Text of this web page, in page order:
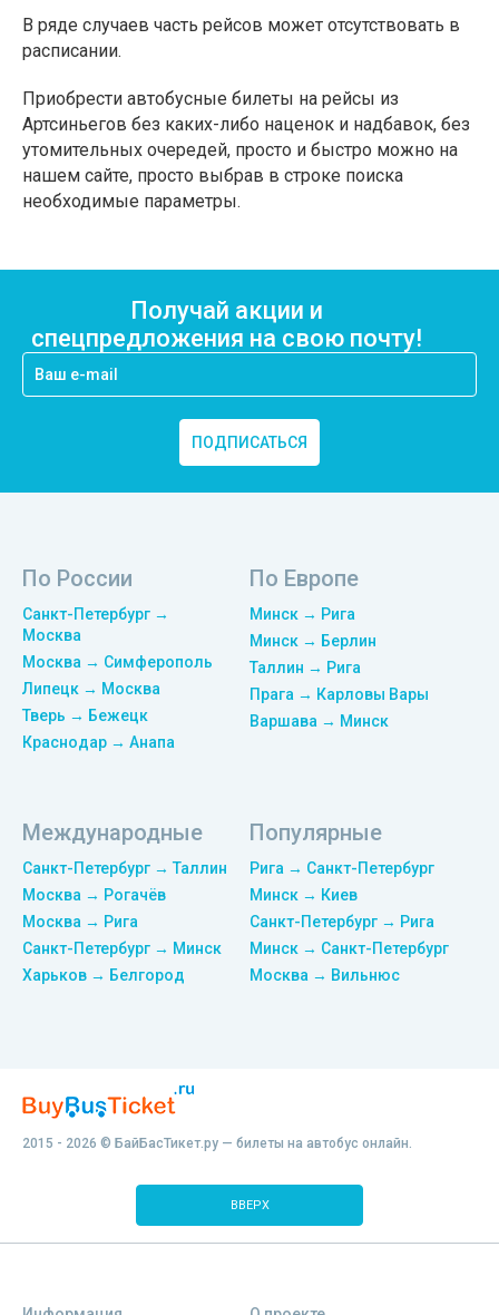
В ряде случаев часть рейсов может отсутствовать в
расписании.
Приобрести автобусные билеты на рейсы из
Артсиньегов без каких-либо наценок и надбавок, без
утомительных очередей, просто и быстро можно на
нашем сайте, просто выбрав в строке поиска
необходимые параметры.
Получай акции и
спецпредложения на свою почту!
ПОДПИСАТЬСЯ
По России
Санкт-Петербург →
Москва
Москва → Симферополь
Липецк → Москва
Тверь → Бежецк
Краснодар → Анапа
По Европе
Минск → Рига
Минск → Берлин
Таллин → Рига
Прага → Карловы Вары
Варшава → Минск
Международные
Санкт-Петербург → Таллин
Москва → Рогачёв
Москва → Рига
Санкт-Петербург → Минск
Харьков → Белгород
Популярные
Рига → Санкт-Петербург
Минск → Киев
Санкт-Петербург → Рига
Минск → Санкт-Петербург
Москва → Вильнюс
2015 - 2026 © БайБасТикет.ру — билеты на автобус онлайн.
ВВЕРХ